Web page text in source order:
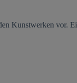
Kunstwerken vor.